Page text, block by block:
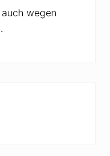
wegen